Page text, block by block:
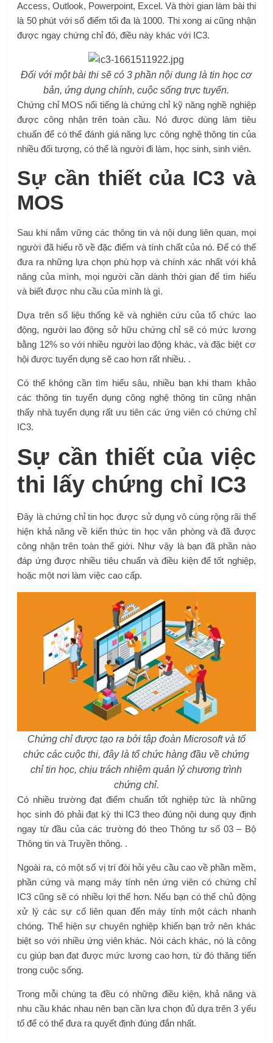
Access, Outlook, Powerpoint, Excel. Và thời gian làm bài thi
là 50 phút với số điểm tối đa là 1000. Thi xong ai cũng nhận
được ngay chứng chỉ đó, điều này khác với IC3.
Đối với một bài thi sẽ có 3 phần nội dung là tin học cơ
bản, ứng dụng chính, cuộc sống trực tuyến.
Chứng chỉ MOS nổi tiếng là chứng chỉ kỹ năng nghề nghiệp
được công nhận trên toàn cầu. Nó được dùng làm tiêu
chuẩn để có thể đánh giá năng lực công nghệ thông tin của
nhiều đối tượng, có thể là người đi làm, học sinh, sinh viên.
Sự cần thiết của IC3 và
MOS
Sau khi nắm vững các thông tin và nội dung liên quan, mọi
người đã hiểu rõ về đặc điểm và tính chất của nó. Để có thể
đưa ra những lựa chọn phù hợp và chính xác nhất với khả
năng của mình, mọi người cần dành thời gian để tìm hiểu
và biết được nhu cầu của mình là gì.
Dựa trên số liệu thống kê và nghiên cứu của tổ chức lao
động, người lao động sở hữu chứng chỉ sẽ có mức lương
bằng 12% so với nhiều người lao động khác, và đặc biệt cơ
hội được tuyển dụng sẽ cao hơn rất nhiều. .
Có thể không cần tìm hiểu sâu, nhiều bạn khi tham khảo
các thông tin tuyển dụng công nghệ thông tin cũng nhận
thấy nhà tuyển dụng rất ưu tiên các ứng viên có chứng chỉ
IC3.
Sự cần thiết của việc
thi lấy chứng chỉ IC3
Đây là chứng chỉ tin học được sử dụng vô cùng rộng rãi thể
hiện khả năng về kiến ​​thức tin học văn phòng và đã được
công nhận trên toàn thế giới. Như vậy là bạn đã phần nào
đáp ứng được nhiều tiêu chuẩn và điều kiện để tốt nghiệp,
hoặc một nơi làm việc cao cấp.
Chứng chỉ được tạo ra bởi tập đoàn Microsoft và tổ
chức các cuộc thi, đây là tổ chức hàng đầu về chứng
chỉ tin học, chịu trách nhiệm quản lý chương trình
chứng chỉ.
Có nhiều trường đạt điểm chuẩn tốt nghiệp tức là những
học sinh đó phải đạt kỳ thi IC3 theo đúng nội dung quy định
ngay từ đầu của các trường đó theo Thông tư số 03 – Bộ
Thông tin và Truyền thông. .
Ngoài ra, có một số vị trí đòi hỏi yêu cầu cao về phần mềm,
phần cứng và mạng máy tính nên ứng viên có chứng chỉ
IC3 cũng sẽ có nhiều lợi thế hơn. Nếu bạn có thể chủ động
xử lý các sự cố liên quan đến máy tính một cách nhanh
chóng. Thể hiện sự chuyên nghiệp khiến bạn trở nên khác
biệt so với nhiều ứng viên khác. Nói cách khác, nó là công
cụ giúp bạn đạt được mức lương cao hơn, từ đó thăng tiến
trong cuộc sống.
Trong mỗi chúng ta đều có những điều kiện, khả năng và
nhu cầu khác nhau nên bạn cần lựa chọn đủ dựa trên 3 yếu
tố để có thể đưa ra quyết định đúng đắn nhất.